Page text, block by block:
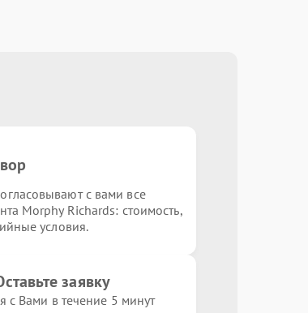
с вами все
Morphy Richards: стоимость,
условия.
заявку
с Вами в течение 5 минут